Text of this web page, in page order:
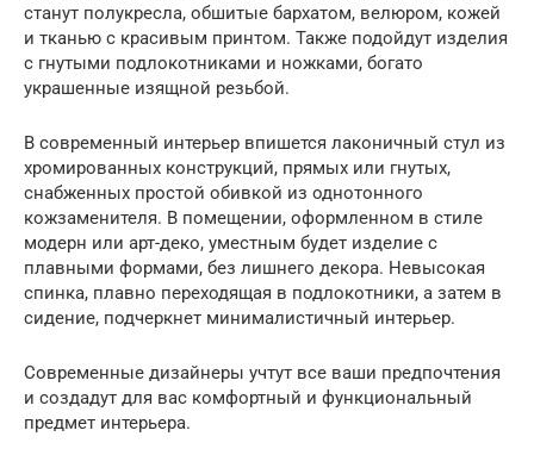
станут полукресла, обшитые бархатом, велюром, кожей
и тканью с красивым принтом. Также подойдут изделия
с гнутыми подлокотниками и ножками, богато
украшенные изящной резьбой.
В современный интерьер впишется лаконичный стул из
хромированных конструкций, прямых или гнутых,
снабженных простой обивкой из однотонного
кожзаменителя. В помещении, оформленном в стиле
модерн или арт-деко, уместным будет изделие с
плавными формами, без лишнего декора. Невысокая
спинка, плавно переходящая в подлокотники, а затем в
сидение, подчеркнет минималистичный интерьер.
Современные дизайнеры учтут все ваши предпочтения
и создадут для вас комфортный и функциональный
предмет интерьера.